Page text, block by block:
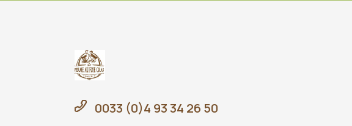
0033 (0)4 93 34 26 50